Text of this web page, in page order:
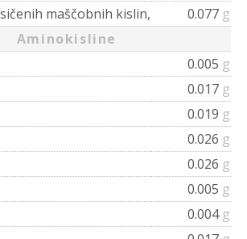
maščobnih kislin,
0.077 g
Aminokisline
0.005 g
0.017 g
0.019 g
0.026 g
0.026 g
0.005 g
0.004 g